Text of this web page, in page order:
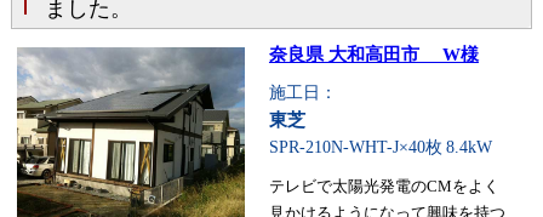
ました。
奈良県 大和高田市 W様
施工日：
東芝
SPR-210N-WHT-J×40枚 8.4kW
テレビで太陽光発電のCMをよく
見かけるようになって興味を持つ